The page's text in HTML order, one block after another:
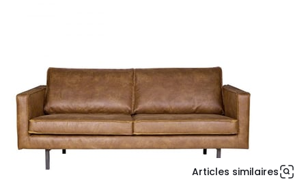
Articles similaires